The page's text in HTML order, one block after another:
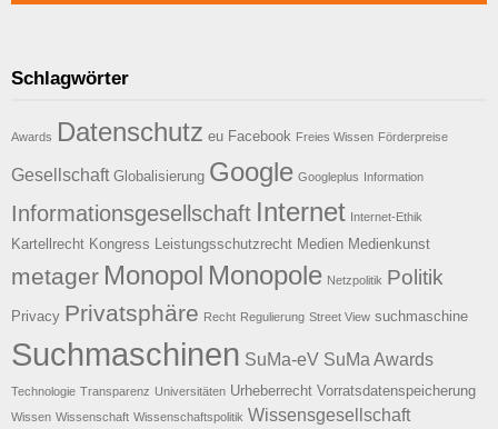
Schlagwörter
Awards Datenschutz eu Facebook Freies Wissen Förderpreise
Gesellschaft Globalisierung Google Googleplus Information
Informationsgesellschaft Internet Internet-Ethik
Kartellrecht Kongress Leistungsschutzrecht Medien Medienkunst
metager Monopol Monopole Netzpolitik Politik
Privacy Privatsphäre Recht Regulierung Street View suchmaschine
Suchmaschinen SuMa-eV SuMa Awards
Technologie Transparenz Universitäten Urheberrecht Vorratsdatenspeicherung
Wissen Wissenschaft Wissenschaftspolitik Wissensgesellschaft